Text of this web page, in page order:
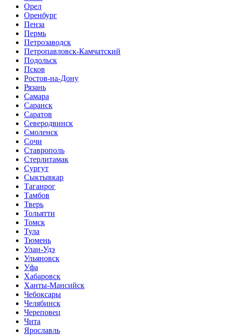
Орел
Оренбург
Пенза
Пермь
Петрозаводск
Петропавловск-Камчатский
Подольск
Псков
Ростов-на-Дону
Рязань
Самара
Саранск
Саратов
Северодвинск
Смоленск
Сочи
Ставрополь
Стерлитамак
Сургут
Сыктывкар
Таганрог
Тамбов
Тверь
Тольятти
Томск
Тула
Тюмень
Улан-Удэ
Ульяновск
Уфа
Хабаровск
Ханты-Мансийск
Чебоксары
Челябинск
Череповец
Чита
Ярославль